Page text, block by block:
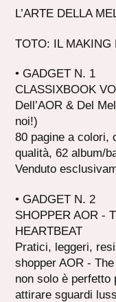
L’ARTE DELLA
TOTO: IL MAKING
• GADGET N. 1
CLASSIXBOOK
Dell’AOR & Del
noi!)
80 pagine a colori,
qualità, 62 album/
Venduto
• GADGET N. 2
SHOPPER AOR -
HEARTBEAT
Pratici, leggeri,
shopper AOR -
non solo è
attirare sguardi